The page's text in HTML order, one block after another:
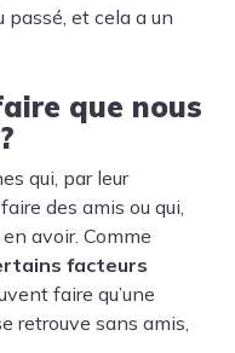
passé, et cela a un
que nous
qui, par leur
des amis ou qui,
avoir. Comme
facteurs
faire qu’une
retrouve sans amis,